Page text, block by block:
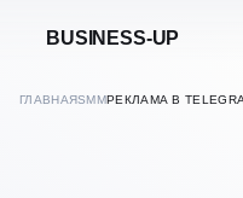
BUSINESS-UP
ГЛАВНАЯSMMРЕКЛАМА В